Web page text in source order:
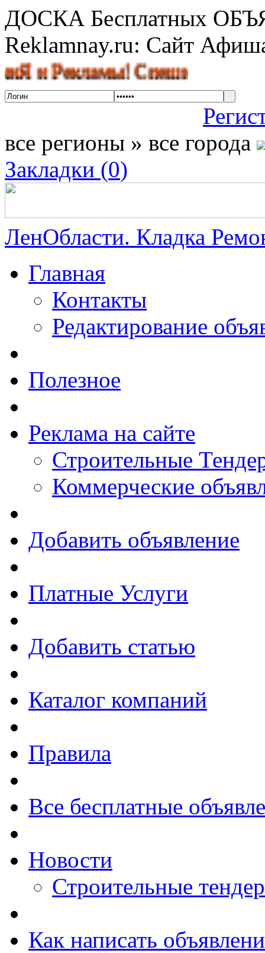
ДОСКА Бесплатных
Reklamnay.ru: Сайт
Рекламы! Спешите
все регионы » все города
Закладки (0)
ЛенОбласти. Кладка
Главная
Контакты
Редактирование
Полезное
Реклама на сайте
Строительные
Коммерческие
Добавить объявление
Платные Услуги
Добавить статью
Каталог компаний
Правила
Все бесплатные
Новости
Строительные
Как написать